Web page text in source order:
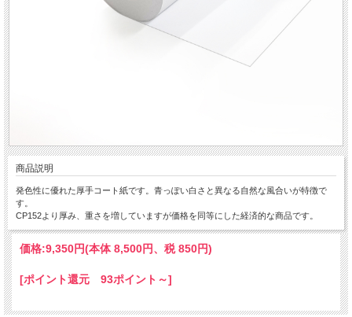
商品説明
発色性に優れた厚手コート紙です。青っぽい白さと異なる自然な風合いが特徴で
す。
CP152より厚み、重さを増していますが価格を同等にした経済的な商品です。
価格:9,350円(本体 8,500円、税 850円)
[ポイント還元 93ポイント～]